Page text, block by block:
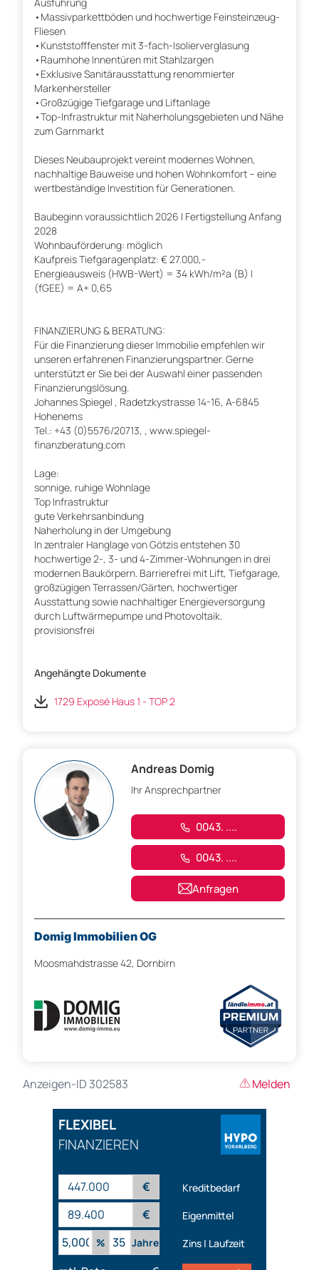
Ausführung
•Massivparkettböden und hochwertige Feinsteinzeug-
Fliesen
•Kunststofffenster mit 3-fach-Isolierverglasung
•Raumhohe Innentüren mit Stahlzargen
•Exklusive Sanitärausstattung renommierter
Markenhersteller
•Großzügige Tiefgarage und Liftanlage
•Top-Infrastruktur mit Naherholungsgebieten und Nähe
zum Garnmarkt
Dieses Neubauprojekt vereint modernes Wohnen,
nachhaltige Bauweise und hohen Wohnkomfort – eine
wertbeständige Investition für Generationen.
Baubeginn voraussichtlich 2026 | Fertigstellung Anfang
2028
Wohnbauförderung: möglich
Kaufpreis Tiefgaragenplatz: € 27.000,-
Energieausweis (HWB-Wert) = 34 kWh/m²a (B) |
(fGEE) = A+ 0,65
FINANZIERUNG & BERATUNG:
Für die Finanzierung dieser Immobilie empfehlen wir
unseren erfahrenen Finanzierungspartner. Gerne
unterstützt er Sie bei der Auswahl einer passenden
Finanzierungslösung.
Johannes Spiegel , Radetzkystrasse 14-16, A-6845
Hohenems
Tel.: +43 (0)5576/20713, , www.spiegel-
finanzberatung.com
Lage:
sonnige, ruhige Wohnlage
Top Infrastruktur
gute Verkehrsanbindung
Naherholung in der Umgebung
In zentraler Hanglage von Götzis entstehen 30
hochwertige 2-, 3- und 4-Zimmer-Wohnungen in drei
modernen Baukörpern. Barrierefrei mit Lift, Tiefgarage,
großzügigen Terrassen/Gärten, hochwertiger
Ausstattung sowie nachhaltiger Energieversorgung
durch Luftwärmepumpe und Photovoltaik.
provisionsfrei
Angehängte Dokumente
1729 Exposé Haus 1 - TOP 2
Andreas Domig
Ihr Ansprechpartner
0043. ....
0043. ....
Anfragen
Domig Immobilien OG
Moosmahdstrasse 42, Dornbirn
Anzeigen-ID 302583 Melden
FLEXIBEL
FINANZIEREN
€ Kreditbedarf
€
Eigenmittel
%
Jahre Zins | Laufzeit